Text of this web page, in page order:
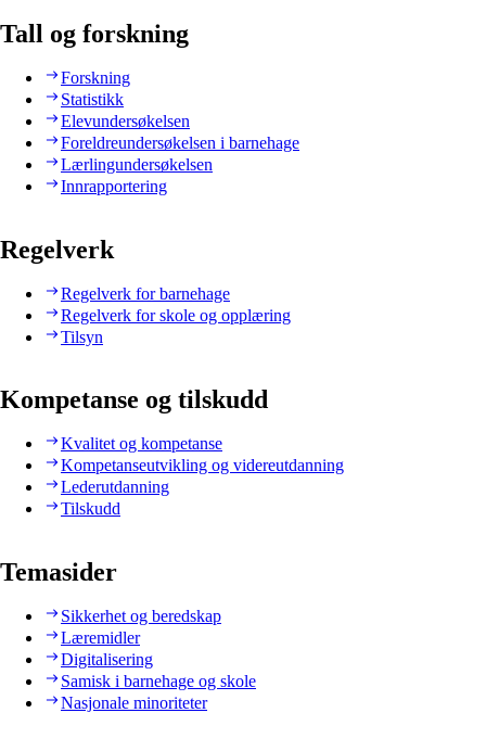
Tall og forskning
Forskning
Statistikk
Elevundersøkelsen
Foreldreundersøkelsen i barnehage
Lærlingundersøkelsen
Innrapportering
Regelverk
Regelverk for barnehage
Regelverk for skole og opplæring
Tilsyn
Kompetanse og tilskudd
Kvalitet og kompetanse
Kompetanseutvikling og videreutdanning
Lederutdanning
Tilskudd
Temasider
Sikkerhet og beredskap
Læremidler
Digitalisering
Samisk i barnehage og skole
Nasjonale minoriteter